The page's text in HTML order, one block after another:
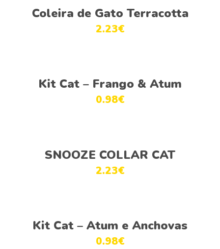
Ver opções
Coleira de Gato Terracotta
2.23€
Ver opções
Kit Cat – Frango & Atum
0.98€
Adicionar
SNOOZE COLLAR CAT
2.23€
Ver opções
Kit Cat – Atum e Anchovas
0.98€